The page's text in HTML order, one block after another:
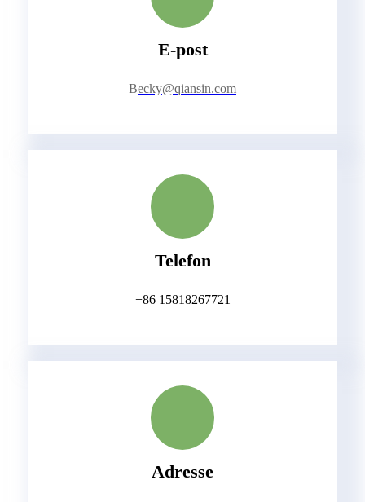
E-post
Becky@qiansin.com
Telefon
+86 15818267721
Adresse